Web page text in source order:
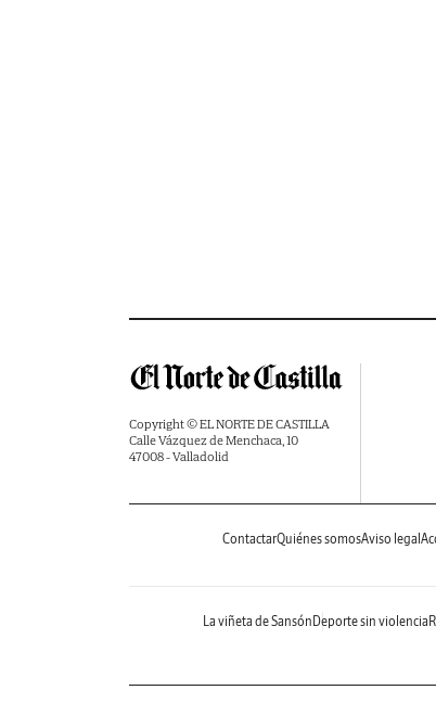
Copyright © EL NORTE DE CASTILLA
Calle Vázquez de Menchaca, 10
47008 - Valladolid
ContactarQuiénes somosAviso legal
La viñeta de Sansón Deporte sin violencia